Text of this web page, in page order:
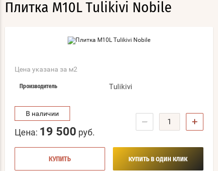
Плитка M10L Tulikivi Nobile
Цена указана за м2
Производитель Tulikivi
В наличии
Цена: 19 500 руб.
− +
КУПИТЬ КУПИТЬ В ОДИН КЛИК